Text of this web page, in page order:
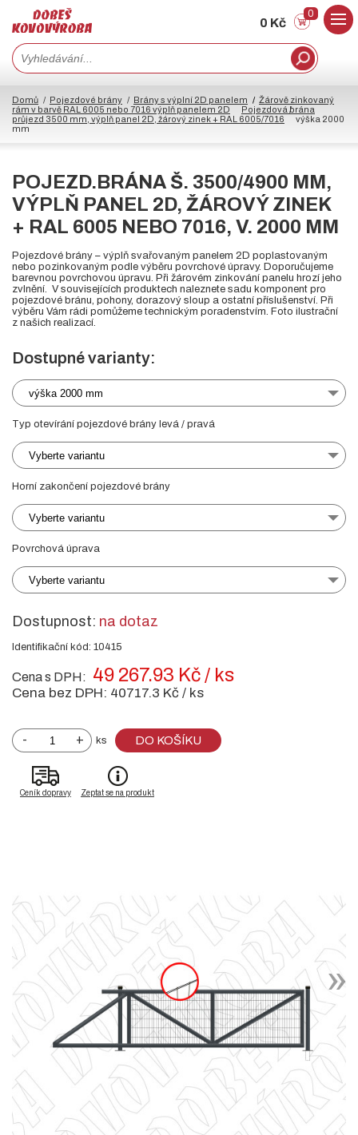
0 Kč
0
Domů Pojezdové brány Brány s výplní 2D panelem
Žárově zinkovaný
rám v barvě RAL 6005 nebo 7016 výplň panelem 2D
Pojezdová brána
průjezd 3500 mm, výplň panel 2D, žárový zinek + RAL 6005/7016
výška 2000
mm
POJEZD.BRÁNA Š. 3500/4900 MM,
VÝPLŇ PANEL 2D, ŽÁROVÝ ZINEK
+ RAL 6005 NEBO 7016, V. 2000 MM
Pojezdové brány – výplň svařovaným panelem 2D poplastovaným
nebo pozinkovaným podle výběru povrchové úpravy. Doporučujeme
barevnou povrchovou úpravu. Při žárovém zinkování panelu hrozí jeho
zvlnění. V souvisejících produktech naleznete sadu komponent pro
pojezdové bránu, pohony, dorazový sloup a ostatní příslušenství. Při
výběru Vám rádi pomůžeme technickým poradenstvím. Foto ilustrační
z našich realizací.
Dostupné varianty:
výška 2000 mm
Typ otevírání pojezdové brány levá / pravá
Vyberte variantu
Horní zakončení pojezdové brány
Vyberte variantu
Povrchová úprava
Vyberte variantu
Dostupnost: na dotaz
Identifikační kód: 10415
Cena s DPH: 49 267.93 Kč / ks
Cena bez DPH: 40717.3 Kč / ks
- + ks DO KOŠÍKU
Ceník dopravy Zeptat se na produkt